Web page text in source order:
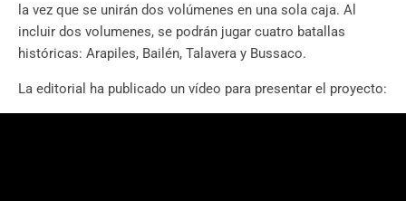
la vez que se unirán dos volúmenes en una sola caja. Al
incluir dos volumenes, se podrán jugar cuatro batallas
históricas: Arapiles, Bailén, Talavera y Bussaco.
La editorial ha publicado un vídeo para presentar el proyecto: